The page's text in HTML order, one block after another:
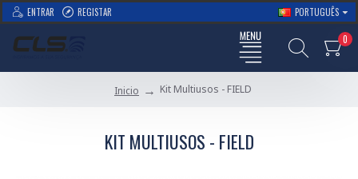
ENTRAR REGISTAR PORTUGUÊS
0
Inicio Kit Multiusos - FIELD
KIT MULTIUSOS - FIELD